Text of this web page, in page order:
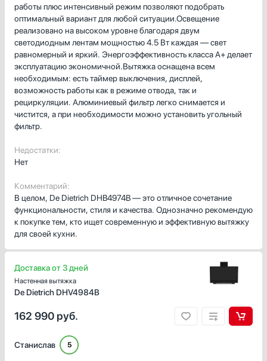
работы плюс интенсивный режим позволяют подобрать
оптимальный вариант для любой ситуации.Освещение
реализовано на высоком уровне благодаря двум
светодиодным лентам мощностью 4.5 Вт каждая — свет
равномерный и яркий. Энергоэффективность класса A+ делает
эксплуатацию экономичной.Вытяжка оснащена всем
необходимым: есть таймер выключения, дисплей,
возможность работы как в режиме отвода, так и
рециркуляции. Алюминиевый фильтр легко снимается и
чистится, а при необходимости можно установить угольный
фильтр.
Недостатки:
Нет
Комментарий:
В целом, De Dietrich DHB4974B — это отличное сочетание
функциональности, стиля и качества. Однозначно рекомендую
к покупке тем, кто ищет современную и эффективную вытяжку
для своей кухни.
Доставка от 3 дней
Настенная вытяжка
De Dietrich DHV4984B
162 990 руб.
Станислав 5